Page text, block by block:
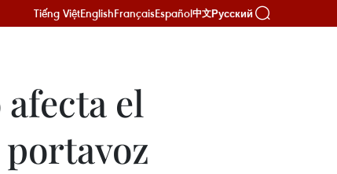
Tiếng ViệtEnglishFrançaisEspañol中文Русский
el